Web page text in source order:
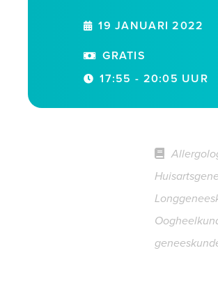
19 JANUARI 2022
GRATIS
17:55 - 20:05 UUR